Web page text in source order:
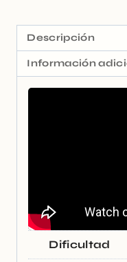
Descripción
Información
Dificultad